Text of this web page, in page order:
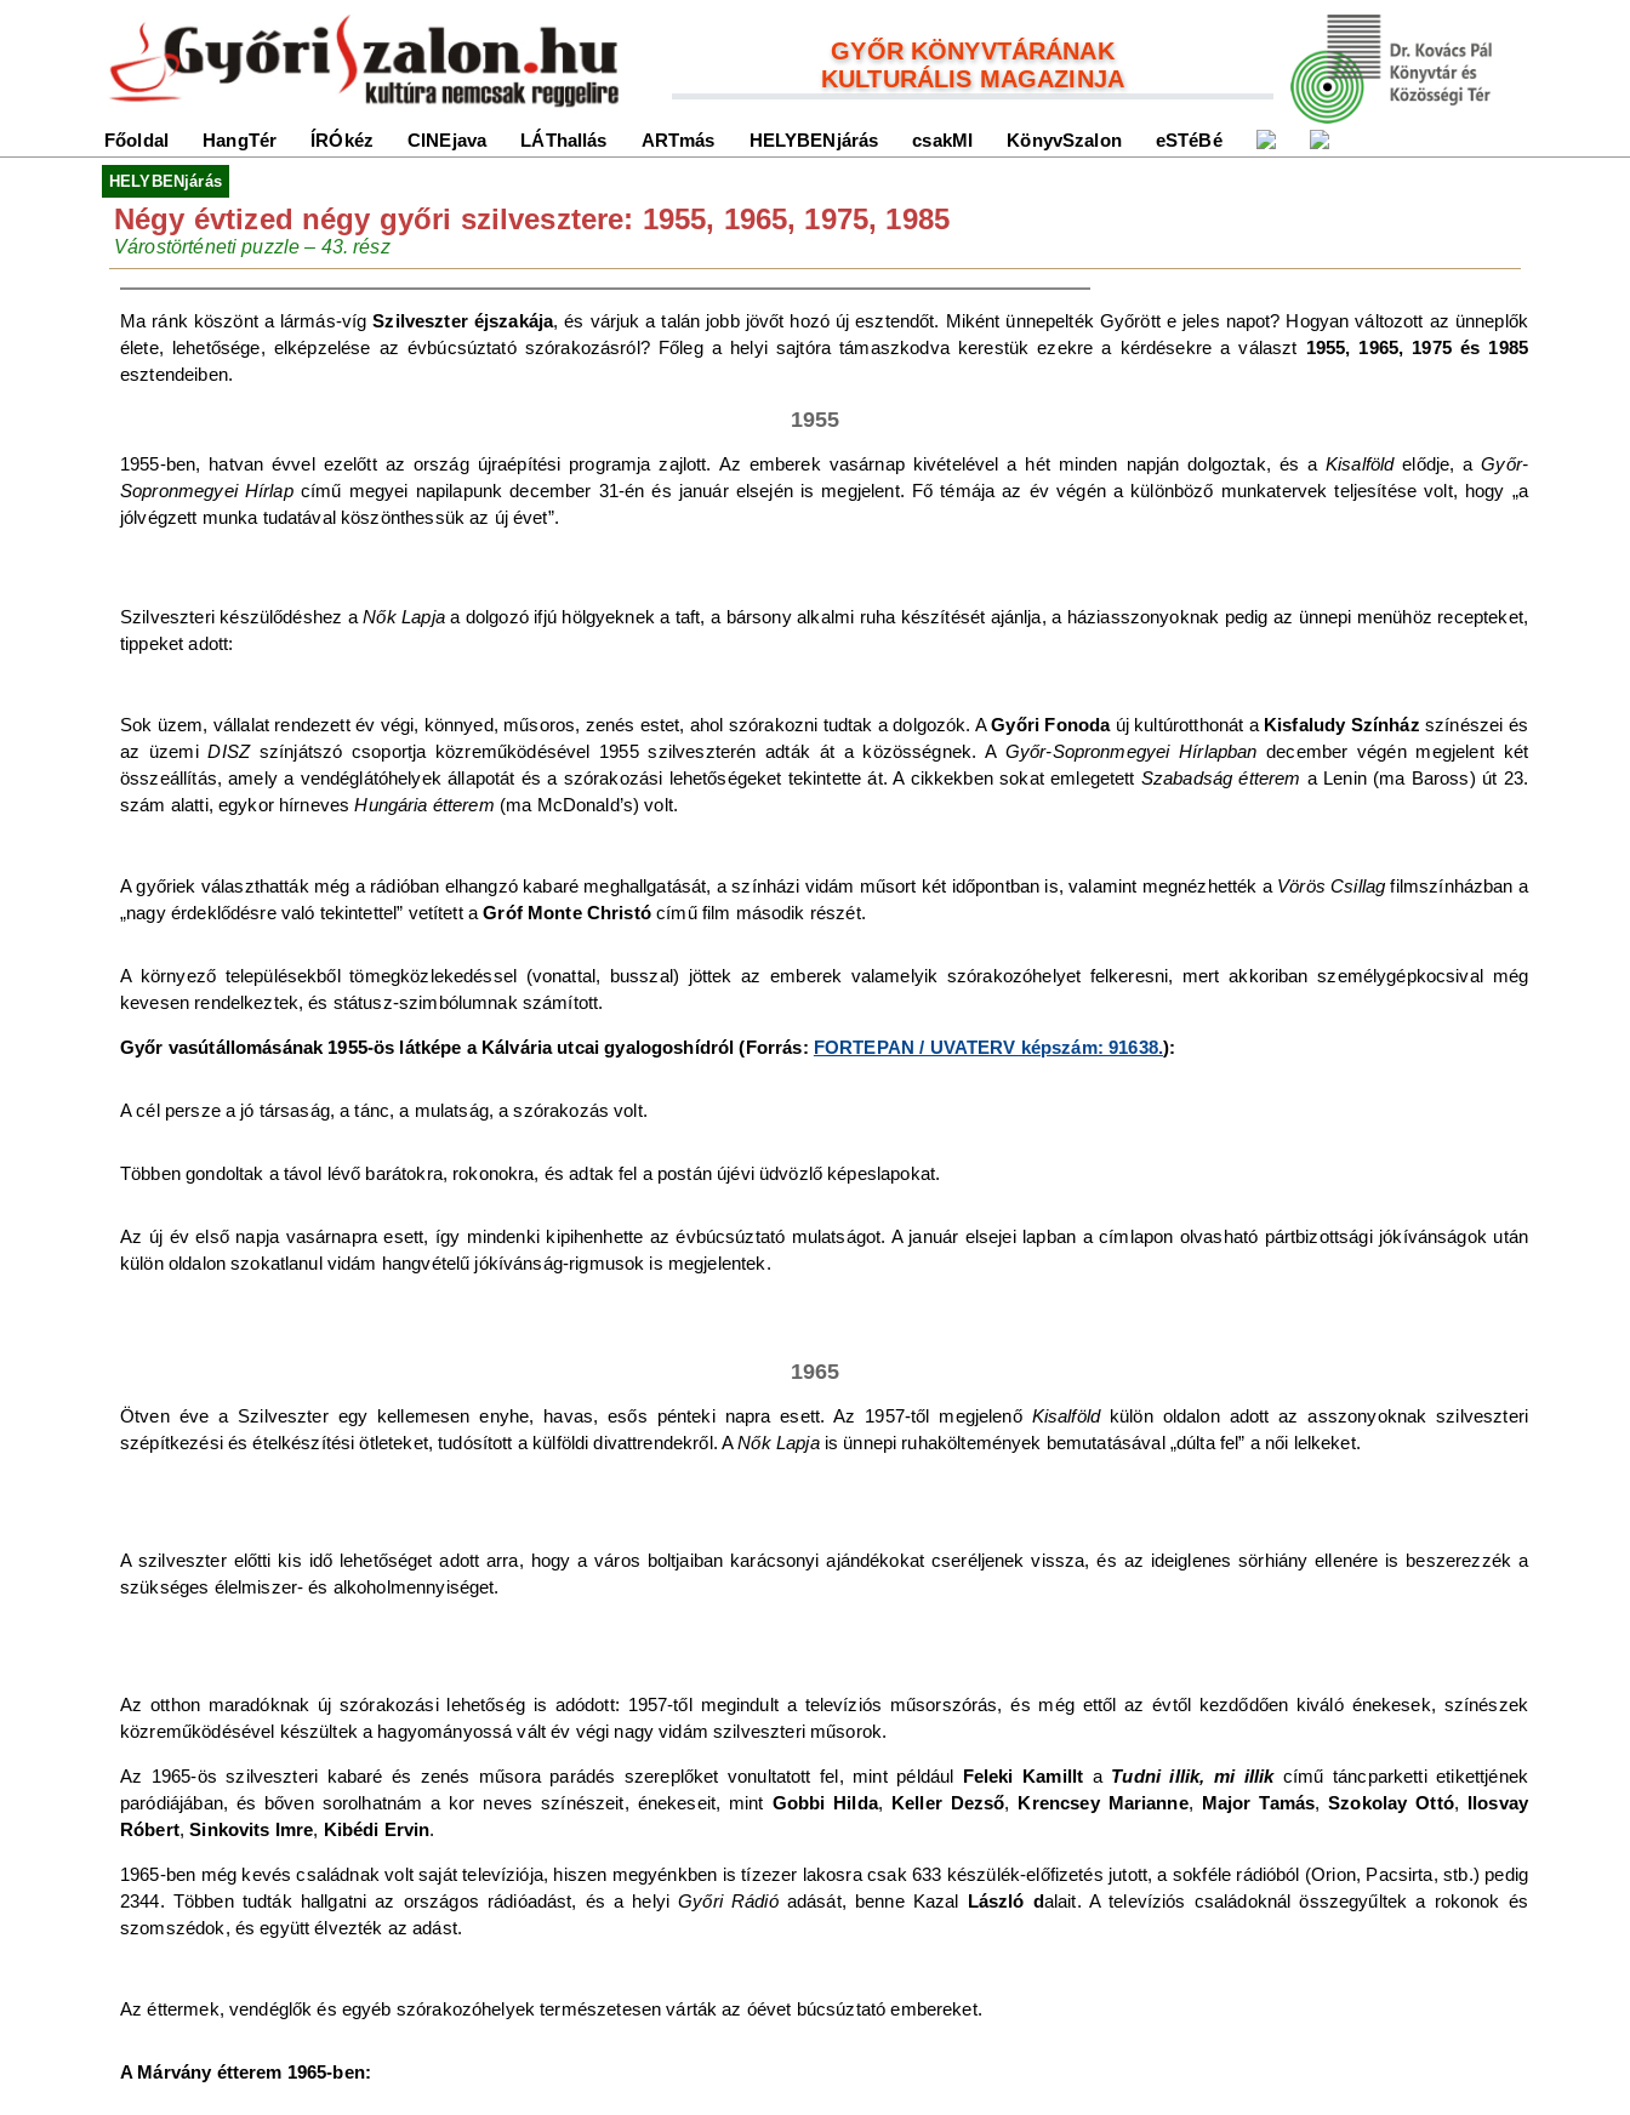
GYŐR KÖNYVTÁRÁNAK
KULTURÁLIS MAGAZINJA
Főoldal HangTér ÍRÓkéz CINEjava LÁThallás ARTmás HELYBENjárás csakMI KönyvSzalon eSTéBé
HELYBENjárás
Négy évtized négy győri szilvesztere: 1955, 1965, 1975, 1985
Várostörténeti puzzle – 43. rész
Ma ránk köszönt a lármás-vígSzilveszter éjszakája, és várjuk a talán jobb jövőt hozó új esztendőt. Miként ünnepelték Győrött e jeles napot? Hogyan változott az ünneplők
élete, lehetősége, elképzelése az évbúcsúztató szórakozásról? Főleg a helyi sajtóra támaszkodva kerestük ezekre a kérdésekre a választ 1955, 1965, 1975 és 1985
esztendeiben.
1955
1955-ben, hatvan évvel ezelőtt az ország újraépítési programja zajlott. Az emberek vasárnap kivételével a hét minden napján dolgoztak, és a Kisalföldelődje, aGyőr-
Sopronmegyei Hírlapcímű megyei napilapunk december 31-én és január elsején is megjelent. Fő témája az év végén a különböző munkatervek teljesítése volt, hogy „a
jólvégzett munka tudatával köszönthessük az új évet”.
Szilveszteri készülődéshez aNők Lapjaa dolgozó ifjú hölgyeknek a taft, a bársony alkalmi ruha készítését ajánlja, a háziasszonyoknak pedig az ünnepi menühöz recepteket,
tippeket adott:
Sok üzem, vállalat rendezett év végi, könnyed, műsoros, zenés estet, ahol szórakozni tudtak a dolgozók. AGyőri Fonodaúj kultúrotthonát a Kisfaludy Színház színészei és
az üzemiDISZszínjátszó csoportja közreműködésével 1955 szilveszterén adták át a közösségnek. A Győr-Sopronmegyei Hírlapban december végén megjelent két
összeállítás, amely a vendéglátóhelyek állapotát és a szórakozási lehetőségeket tekintette át. A cikkekben sokat emlegetett Szabadság étterem a Lenin (ma Baross) út 23.
szám alatti, egykor hírnevesHungária étterem (ma McDonald’s) volt.
A győriek választhatták még a rádióban elhangzó kabaré meghallgatását, a színházi vidám műsort két időpontban is, valamint megnézhették a Vörös Csillag filmszínházban a
„nagy érdeklődésre való tekintettel” vetített aGróf Monte Christócímű film második részét.
A környező településekből tömegközlekedéssel (vonattal, busszal) jöttek az emberek valamelyik szórakozóhelyet felkeresni, mert akkoriban személygépkocsival még
kevesen rendelkeztek, és státusz-szimbólumnak számított.
Győr vasútállomásának 1955-ös látképe a Kálvária utcai gyalogoshídról (Forrás: FORTEPAN / UVATERV képszám: 91638.):
A cél persze a jó társaság, a tánc, a mulatság, a szórakozás volt.
Többen gondoltak a távol lévő barátokra, rokonokra, és adtak fel a postán újévi üdvözlő képeslapokat.
Az új év első napja vasárnapra esett, így mindenki kipihenhette az évbúcsúztató mulatságot. A január elsejei lapban a címlapon olvasható pártbizottsági jókívánságok után
külön oldalon szokatlanul vidám hangvételű jókívánság-rigmusok is megjelentek.
1965
Ötven éve a Szilveszter egy kellemesen enyhe, havas, esős pénteki napra esett. Az 1957-től megjelenő Kisalföldkülön oldalon adott az asszonyoknak szilveszteri
szépítkezési és ételkészítési ötleteket, tudósított a külföldi divattrendekről. ANők Lapjais ünnepi ruhaköltemények bemutatásával „dúlta fel” a női lelkeket.
A szilveszter előtti kis idő lehetőséget adott arra, hogy a város boltjaiban karácsonyi ajándékokat cseréljenek vissza, és az ideiglenes sörhiány ellenére is beszerezzék a
szükséges élelmiszer- és alkoholmennyiséget.
Az otthon maradóknak új szórakozási lehetőség is adódott: 1957-től megindult a televíziós műsorszórás, és még ettől az évtől kezdődően kiváló énekesek, színészek
közreműködésével készültek a hagyományossá vált év végi nagy vidám szilveszteri műsorok.
Az 1965-ös szilveszteri kabaré és zenés műsora parádés szereplőket vonultatott fel, mint például Feleki Kamillt a Tudni illik, mi illikcímű táncparketti etikettjének
paródiájában, és bőven sorolhatnám a kor neves színészeit, énekeseit, mint Gobbi Hilda, Keller Dezső, Krencsey Marianne, Major Tamás,Szokolay Ottó, Ilosvay
Róbert,Sinkovits Imre, Kibédi Ervin.
1965-ben még kevés családnak volt saját televíziója, hiszen megyénkben is tízezer lakosra csak 633 készülék-előfizetés jutott, a sokféle rádióból (Orion, Pacsirta, stb.) pedig
2344. Többen tudták hallgatni az országos rádióadást, és a helyiGyőri Rádióadását, benne Kazal László dalait. A televíziós családoknál összegyűltek a rokonok és
szomszédok, és együtt élvezték az adást.
Az éttermek, vendéglők és egyéb szórakozóhelyek természetesen várták az óévet búcsúztató embereket.
A Márvány étterem 1965-ben: